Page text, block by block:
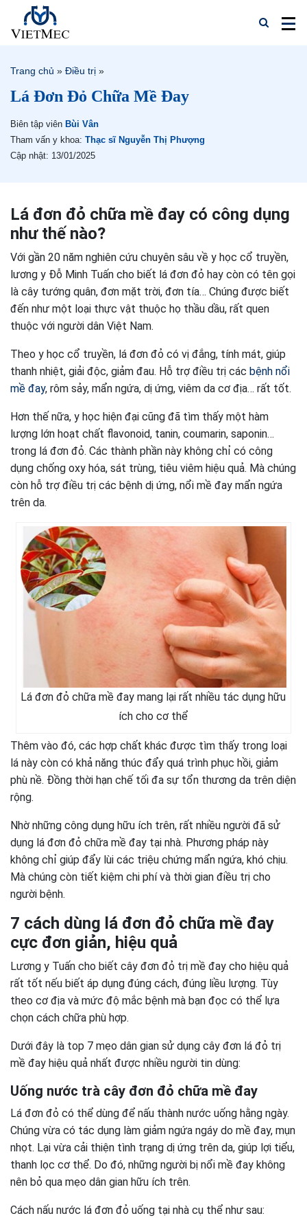
Trang chủ » Điều trị »
Lá Đơn Đỏ Chữa Mề Đay
Biên tập viên Bùi Vân
Tham vấn y khoa: Thạc sĩ Nguyễn Thị Phượng
Cập nhật: 13/01/2025
Lá đơn đỏ chữa mề đay có công dụng
như thế nào?
Với gần 20 năm nghiên cứu chuyên sâu về y học cổ truyền,
lương y Đỗ Minh Tuấn cho biết lá đơn đỏ hay còn có tên gọi
là cây tướng quân, đơn mặt trời, đơn tía… Chúng được biết
đến như một loại thực vật thuộc họ thầu dầu, rất quen
thuộc với người dân Việt Nam.
Theo y học cổ truyền, lá đơn đỏ có vị đắng, tính mát, giúp
thanh nhiệt, giải độc, giảm đau. Hỗ trợ điều trị các bệnh nổi
mề đay, rôm sảy, mẩn ngứa, dị ứng, viêm da cơ địa… rất tốt.
Hơn thế nữa, y học hiện đại cũng đã tìm thấy một hàm
lượng lớn hoạt chất flavonoid, tanin, coumarin, saponin…
trong lá đơn đỏ. Các thành phần này không chỉ có công
dụng chống oxy hóa, sát trùng, tiêu viêm hiệu quả. Mà chúng
còn hỗ trợ điều trị các bệnh dị ứng, nổi mề đay mẩn ngứa
trên da.
Lá đơn đỏ chữa mề đay mang lại rất nhiều tác dụng hữu
ích cho cơ thể
Thêm vào đó, các hợp chất khác được tìm thấy trong loại
lá này còn có khả năng thúc đẩy quá trình phục hồi, giảm
phù nề. Đồng thời hạn chế tối đa sự tổn thương da trên diện
rộng.
Nhờ những công dụng hữu ích trên, rất nhiều người đã sử
dụng lá đơn đỏ chữa mề đay tại nhà. Phương pháp này
không chỉ giúp đẩy lùi các triệu chứng mẩn ngứa, khó chịu.
Mà chúng còn tiết kiệm chi phí và thời gian điều trị cho
người bệnh.
7 cách dùng lá đơn đỏ chữa mề đay
cực đơn giản, hiệu quả
Lương y Tuấn cho biết cây đơn đỏ trị mề đay cho hiệu quả
rất tốt nếu biết áp dụng đúng cách, đúng liều lượng. Tùy
theo cơ địa và mức độ mắc bệnh mà bạn đọc có thể lựa
chọn cách chữa phù hợp.
Dưới đây là top 7 mẹo dân gian sử dụng cây đơn lá đỏ trị
mề đay hiệu quả nhất được nhiều người tin dùng:
Uống nước trà cây đơn đỏ chữa mề đay
Lá đơn đỏ có thể dùng để nấu thành nước uống hằng ngày.
Chúng vừa có tác dụng làm giảm ngứa ngáy do mề đay, mụn
nhọt. Lại vừa cải thiện tình trạng dị ứng trên da, giúp lợi tiểu,
thanh lọc cơ thể. Do đó, những người bị nổi mề đay không
nên bỏ qua mẹo dân gian hữu ích trên.
Cách nấu nước lá đơn đỏ uống tại nhà cụ thể như sau: